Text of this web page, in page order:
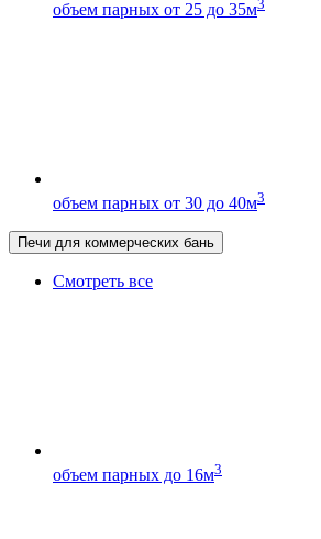
объем парных от 25 до 35м
объем парных от 30 до 40м3
Печи для коммерческих бань
Смотреть все
объем парных до 16м3